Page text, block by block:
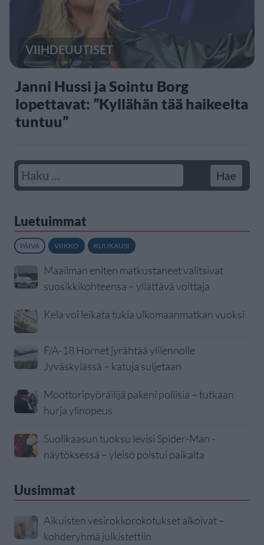
VIIHDEUUTISET
Janni Hussi ja Sointu Borg
lopettavat: ”Kyllähän tää haikeelta
tuntuu”
Luetuimmat
PÄIVÄ VIIKKO KUUKAUSI
Maailman eniten matkustaneet valitsivat
suosikkikohteensa – yllättävä voittaja
Kela voi leikata tukia ulkomaanmatkan vuoksi
F/A-18 Hornet jyrähtää ylilennolle
Jyväskylässä – katuja suljetaan
Moottoripyöräilijä pakeni poliisia – tutkaan
hurja ylinopeus
Suolikaasun tuoksu levisi Spider-Man -
näytöksessä – yleisö poistui paikalta
Uusimmat
Aikuisten vesirokkorokotukset alkoivat –
kohderyhmä julkistettiin